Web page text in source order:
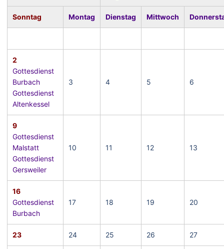
Sonntag Montag Dienstag Mittwoch
2
Gottesdienst
Burbach
Gottesdienst
Altenkessel
3 4 5 6
9
Gottesdienst
Malstatt
Gottesdienst
Gersweiler
10 11 12 13
16
Gottesdienst
Burbach
17 18 19 20
23 24 25 26 27